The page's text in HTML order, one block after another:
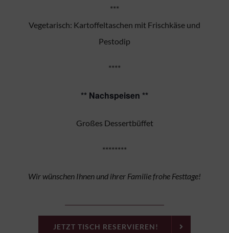
***
Vegetarisch: Kartoffeltaschen mit Frischkäse und
Pestodip
****
** Nachspeisen **
Großes Dessertbüffet
********
Wir wünschen Ihnen und ihrer Familie frohe Festtage!
JETZT TISCH RESERVIEREN!